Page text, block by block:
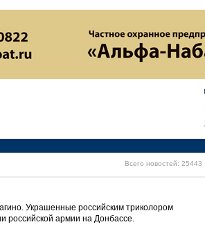
Всего новостей: 25443
Украшенные российским триколором
российской армии на Донбассе.